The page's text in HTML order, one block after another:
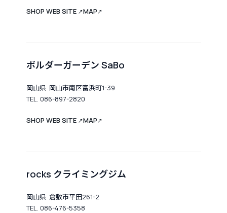
SHOP WEB SITE ↗MAP↗
ボルダーガーデン SaBo
岡山県 岡山市南区富浜町1-39
TEL. 086-897-2820
SHOP WEB SITE ↗MAP↗
rocks クライミングジム
岡山県 倉敷市平田261-2
TEL. 086-476-5358